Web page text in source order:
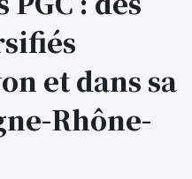
et dans sa
Rhône-